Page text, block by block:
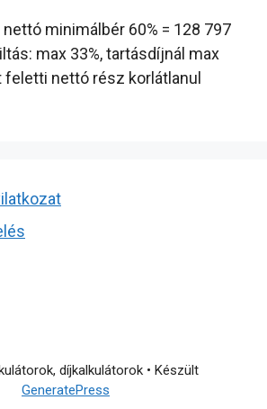
minimálbér 60% = 128 797
max 33%, tartásdíjnál max
feletti nettó rész korlátlanul
díjkalkulátorok• Készült
GeneratePress